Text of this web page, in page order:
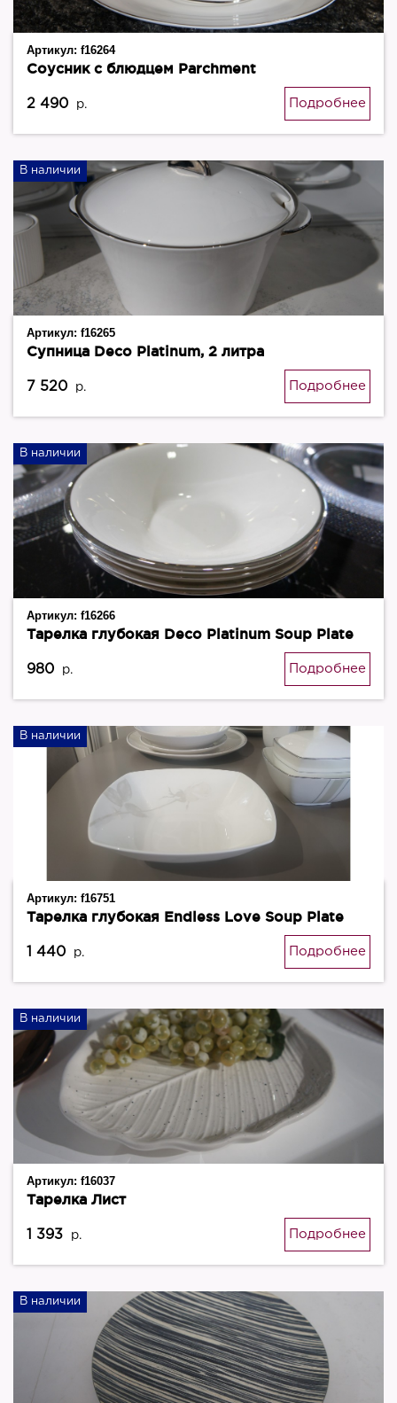
Артикул: f16264
Соусник с блюдцем Parchment
2 490 р. Подробнее
В наличии
Артикул: f16265
Супница Deco Platinum, 2 литра
7 520 р. Подробнее
В наличии
Артикул: f16266
Тарелка глубокая Deco Platinum Soup Plate
980 р. Подробнее
В наличии
Артикул: f16751
Тарелка глубокая Endless Love Soup Plate
1 440 р. Подробнее
В наличии
Артикул: f16037
Тарелка Лист
1 393 р. Подробнее
В наличии